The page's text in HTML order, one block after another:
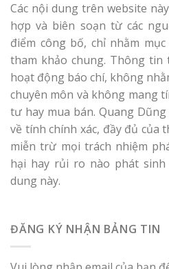
Các nội dung trên website
hợp và biên soạn từ các
điểm công bố, chỉ nhằm
tham khảo chung. Thông tin
hoạt động báo chí, không
chuyên môn và không mang
tư hay mua bán. Quang
về tính chính xác, đầy đủ
miễn trừ mọi trách nhiệm
hại hay rủi ro nào phát
dung này.
ĐĂNG KÝ NHẬN BẢNG TIN